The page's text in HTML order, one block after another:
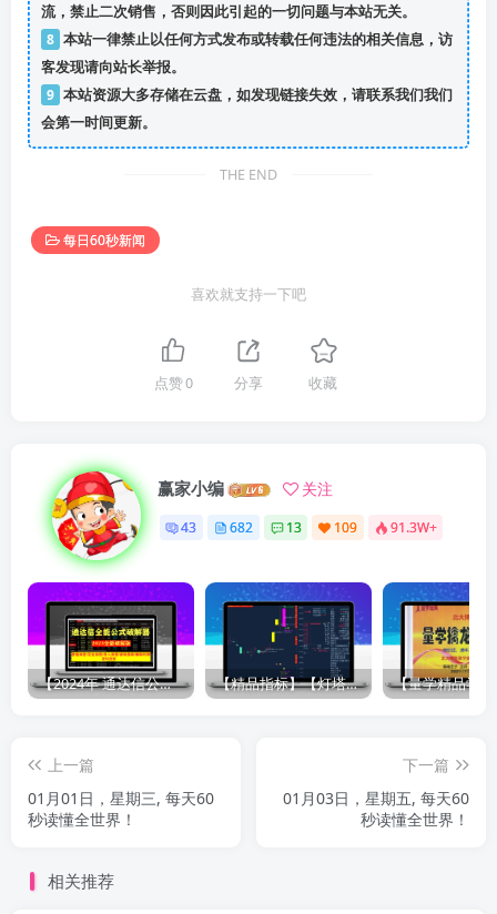
流，禁止二次销售，否则因此引起的一切问题与本站无关。
8 本站一律禁止以任何方式发布或转载任何违法的相关信息，访
客发现请向站长举报。
9 本站资源大多存储在云盘，如发现链接失效，请联系我们我们
会第一时间更新。
THE END
每日60秒新闻
喜欢就支持一下吧
点赞0 分享 收藏
赢家小编 关注
43 682 13 109 91.3W+
【2024年 通达信公式解密器全能版】通达信指标公式密码解密器，全能版（无需卡密，不限电脑）原创独家 【精品指标】【灯塔竞价 七宝妙树 资金1号 龙年1号池】四合一完整版（众筹系列）
上一篇
01月01日，星期三, 每天60
秒读懂全世界！
下一篇
01月03日，星期五, 每天60
秒读懂全世界！
相关推荐